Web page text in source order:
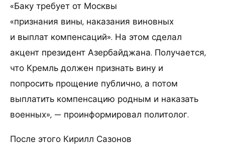
«Баку требует от Москвы
«признания вины, наказания виновных
и выплат компенсаций». На этом сделал
акцент президент Азербайджана. Получается,
что Кремль должен признать вину и
попросить прощение публично, а потом
выплатить компенсацию родным и наказать
военных», — проинформировал политолог.
После этого Кирилл Сазонов